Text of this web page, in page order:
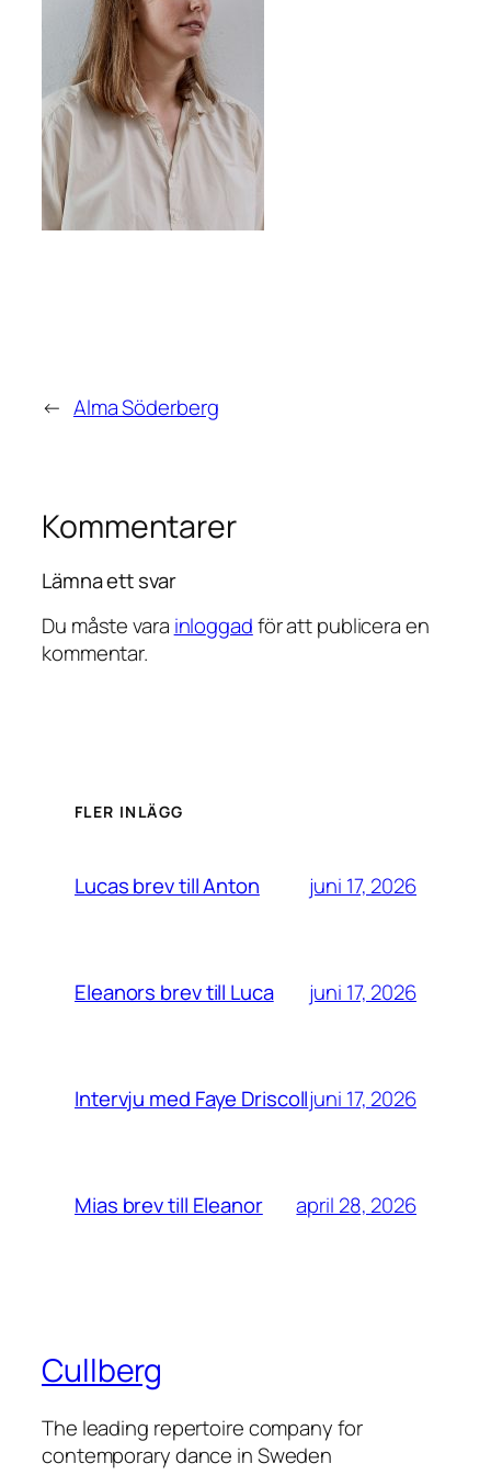
← Alma Söderberg
Kommentarer
Lämna ett svar
Du måste vara inloggadför att publicera en
kommentar.
FLER INLÄGG
Lucas brev till Anton juni 17, 2026
Eleanors brev till Luca juni 17, 2026
Intervju med Faye Driscolljuni 17, 2026
Mias brev till Eleanor april 28, 2026
Cullberg
The leading repertoire company for
contemporary dance in Sweden